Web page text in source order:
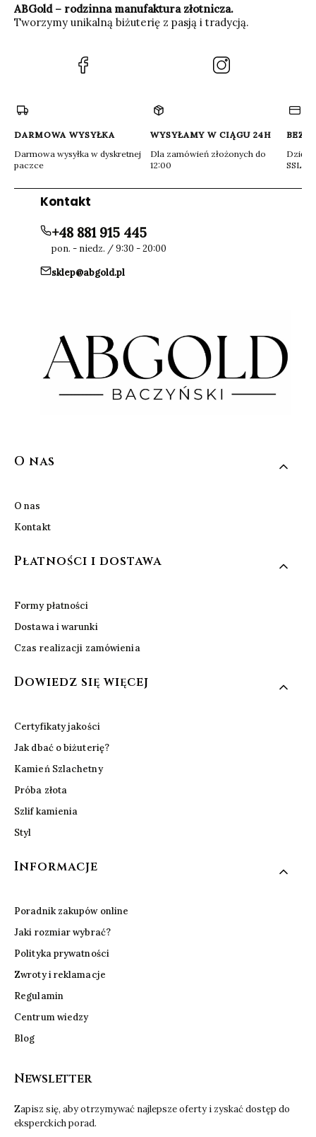
ABGold – rodzinna manufaktura złotnicza.
Tworzymy unikalną biżuterię z pasją i tradycją.
(Otwiera
się
DARMOWA WYSYŁKA
Darmowa wysyłka w dyskretnej
paczce
WYSYŁAMY W CIĄGU 24H
Dla zamówień złożonych do
12:00
Dzięki
SSL
Kontakt
+48 881 915 445
pon. - niedz. / 9:30 - 20:00
sklep@abgold.pl
Linki w stopce
O nas
O nas
Kontakt
Płatności i dostawa
Formy płatności
Dostawa i warunki
Czas realizacji zamówienia
Dowiedz się więcej
Certyfikaty jakości
Jak dbać o biżuterię?
Kamień Szlachetny
Próba złota
Szlif kamienia
Styl
Informacje
Poradnik zakupów online
Jaki rozmiar wybrać?
Polityka prywatności
Zwroty i reklamacje
Regulamin
Centrum wiedzy
Blog
Newsletter
Zapisz się, aby otrzymywać najlepsze oferty i zyskać dostęp do
eksperckich porad.